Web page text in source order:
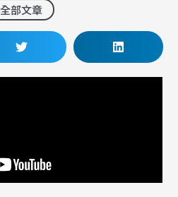
全部文章